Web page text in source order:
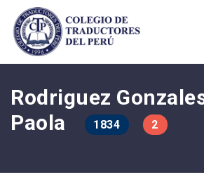
Rodriguez
Paola
1834 2